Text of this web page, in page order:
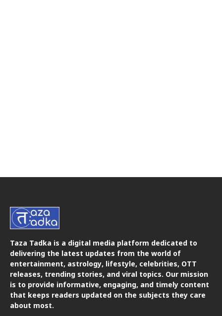
Taza Tadka is a digital media platform dedicated to
delivering the latest updates from the world of
entertainment, astrology, lifestyle, celebrities, OTT
releases, trending stories, and viral topics. Our mission
is to provide informative, engaging, and timely content
that keeps readers updated on the subjects they care
about most.